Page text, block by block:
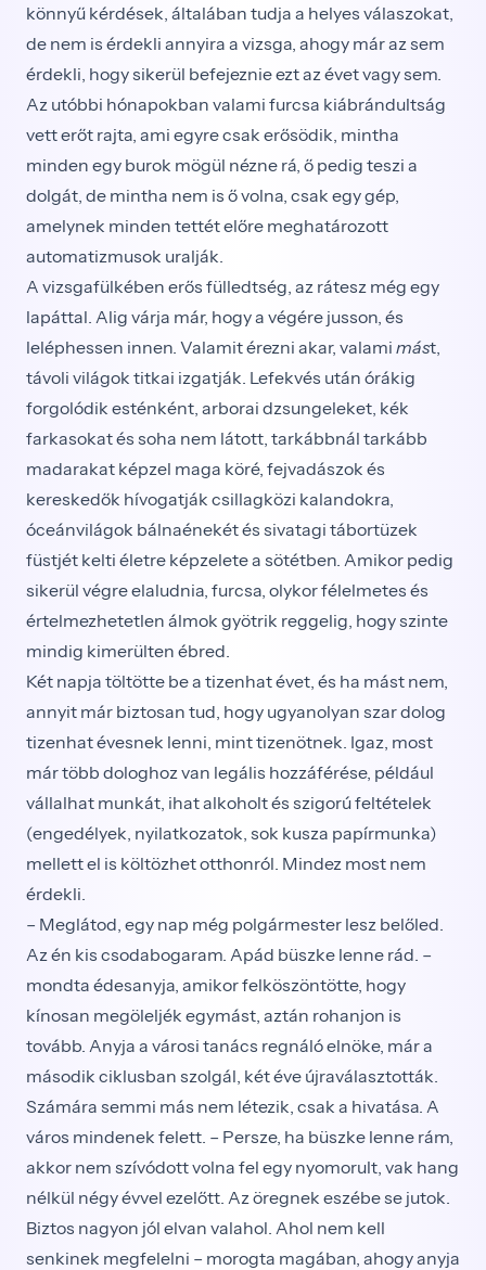
könnyű kérdések, általában tudja a helyes válaszokat,
de nem is érdekli annyira a vizsga, ahogy már az sem
érdekli, hogy sikerül befejeznie ezt az évet vagy sem.
Az utóbbi hónapokban valami furcsa kiábrándultság
vett erőt rajta, ami egyre csak erősödik, mintha
minden egy burok mögül nézne rá, ő pedig teszi a
dolgát, de mintha nem is ő volna, csak egy gép,
amelynek minden tettét előre meghatározott
automatizmusok uralják.
A vizsgafülkében erős fülledtség, az rátesz még egy
lapáttal. Alig várja már, hogy a végére jusson, és
leléphessen innen. Valamit érezni akar, valami mást,
távoli világok titkai izgatják. Lefekvés után órákig
forgolódik esténként, arborai dzsungeleket, kék
farkasokat és soha nem látott, tarkábbnál tarkább
madarakat képzel maga köré, fejvadászok és
kereskedők hívogatják csillagközi kalandokra,
óceánvilágok bálnaénekét és sivatagi tábortüzek
füstjét kelti életre képzelete a sötétben. Amikor pedig
sikerül végre elaludnia, furcsa, olykor félelmetes és
értelmezhetetlen álmok gyötrik reggelig, hogy szinte
mindig kimerülten ébred.
Két napja töltötte be a tizenhat évet, és ha mást nem,
annyit már biztosan tud, hogy ugyanolyan szar dolog
tizenhat évesnek lenni, mint tizenötnek. Igaz, most
már több dologhoz van legális hozzáférése, például
vállalhat munkát, ihat alkoholt és szigorú feltételek
(engedélyek, nyilatkozatok, sok kusza papírmunka)
mellett el is költözhet otthonról. Mindez most nem
érdekli.
– Meglátod, egy nap még polgármester lesz belőled.
Az én kis csodabogaram. Apád büszke lenne rád. –
mondta édesanyja, amikor felköszöntötte, hogy
kínosan megöleljék egymást, aztán rohanjon is
tovább. Anyja a városi tanács regnáló elnöke, már a
második ciklusban szolgál, két éve újraválasztották.
Számára semmi más nem létezik, csak a hivatása. A
város mindenek felett. – Persze, ha büszke lenne rám,
akkor nem szívódott volna fel egy nyomorult, vak hang
nélkül négy évvel ezelőtt. Az öregnek eszébe se jutok.
Biztos nagyon jól elvan valahol. Ahol nem kell
senkinek megfelelni – morogta magában, ahogy anyja